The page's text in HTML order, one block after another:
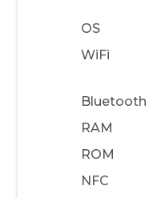
OS
WiFi
Bluetooth
RAM
ROM
NFC